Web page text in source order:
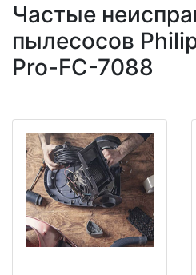
Частые
пылесосов
Pro-FC-7088